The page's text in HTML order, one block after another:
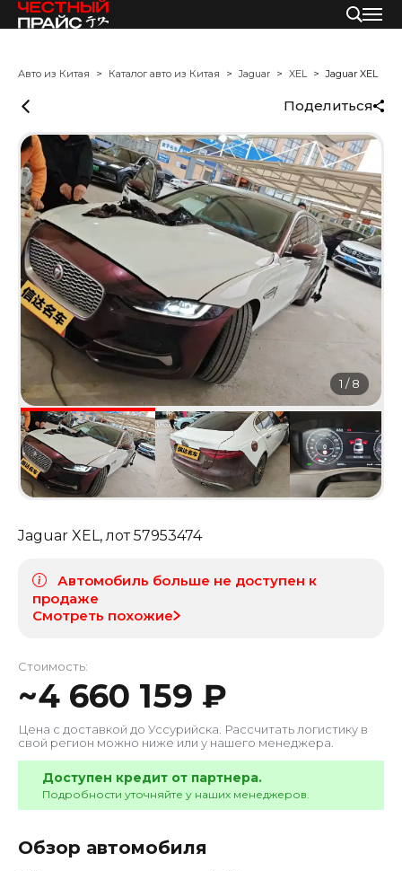
Авто из Китая Каталог авто из Китая Jaguar XEL Jaguar XEL
Поделиться
1 /8
Jaguar XEL , лот57953474
Автомобиль больше не доступен к
продаже
Смотреть похожие
Стоимость:
~4 660 159 ₽
Цена с доставкой до Уссурийска . Рассчитать логистику в
свой регион можно ниже или у нашего менеджера.
Доступен кредит от партнера.
Подробности уточняйте у наших менеджеров.
Обзор автомобиля